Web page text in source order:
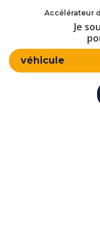
Accélérateur
Je
véhicule